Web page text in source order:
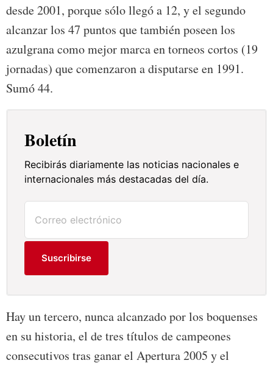
desde 2001, porque sólo llegó a 12, y el segundo
alcanzar los 47 puntos que también poseen los
azulgrana como mejor marca en torneos cortos (19
jornadas) que comenzaron a disputarse en 1991.
Sumó 44.
Boletín
Recibirás diariamente las noticias nacionales e
internacionales más destacadas del día.
Suscribirse
Hay un tercero, nunca alcanzado por los boquenses
en su historia, el de tres títulos de campeones
consecutivos tras ganar el Apertura 2005 y el